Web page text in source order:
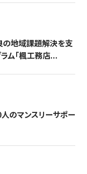
の地域課題解決を支
ム「楓工務店...
のマンスリーサポー